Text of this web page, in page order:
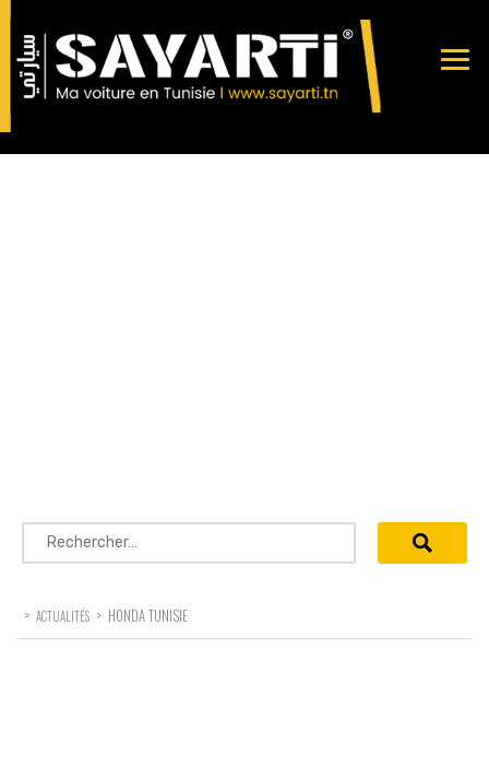
Rechercher :
> ACTUALITÉS > HONDA TUNISIE